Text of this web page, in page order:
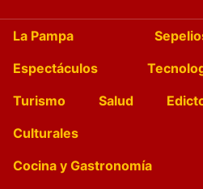
La Pampa
Espectáculos
Turismo
Salud
Culturales
Cocina y Gastronomía